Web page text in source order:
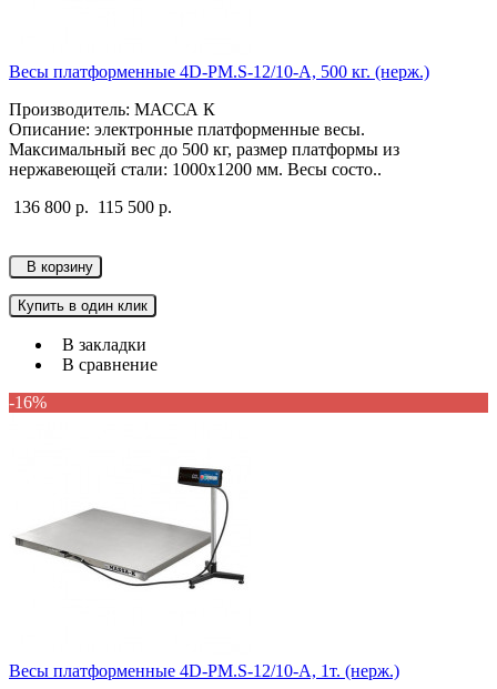
Весы платформенные 4D-PM.S-12/10-A, 500 кг. (нерж.)
Производитель: МАССА К
Описание: электронные платформенные весы.
Максимальный вес до 500 кг, размер платформы из
нержавеющей стали: 1000х1200 мм. Весы состо..
136 800 р. 115 500 р.
В корзину
Купить в один клик
В закладки
В сравнение
-16%
Весы платформенные 4D-PM.S-12/10-A, 1т. (нерж.)